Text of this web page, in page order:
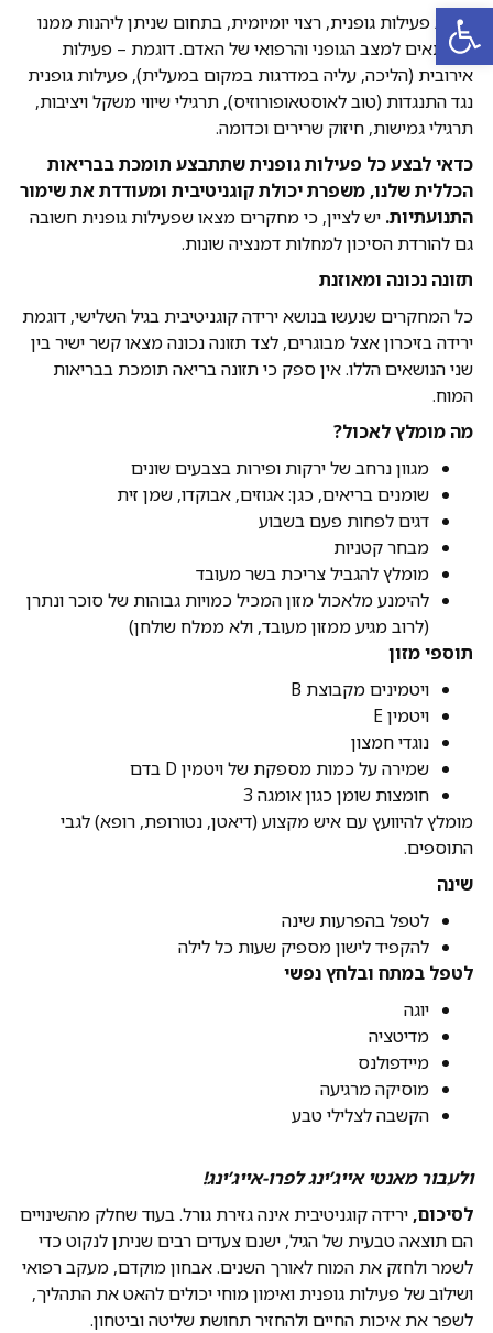
לשלב פעילות גופנית, רצוי יומיומית, בתחום שניתן ליהנות ממנו
ושמתאים למצב הגופני והרפואי של האדם. דוגמת – פעילות
אירובית (הליכה, עליה במדרגות במקום במעלית), פעילות גופנית
נגד התנגדות (טוב לאוסטאופורוזיס), תרגילי שיווי משקל ויציבות,
תרגילי גמישות, חיזוק שרירים וכדומה.
כדאי לבצע כל פעילות גופנית שתתבצע תומכת בבריאות
הכללית שלנו, משפרת יכולת קוגניטיבית ומעודדת את שימור
התנועתיות. יש לציין, כי מחקרים מצאו שפעילות גופנית חשובה
גם להורדת הסיכון למחלות דמנציה שונות.
תזונה נכונה ומאוזנת
כל המחקרים שנעשו בנושא ירידה קוגניטיבית בגיל השלישי, דוגמת
ירידה בזיכרון אצל מבוגרים, לצד תזונה נכונה מצאו קשר ישיר בין
שני הנושאים הללו. אין ספק כי תזונה בריאה תומכת בבריאות
המוח.
מה מומלץ לאכול?
מגוון נרחב של ירקות ופירות בצבעים שונים
שומנים בריאים, כגן: אגוזים, אבוקדו, שמן זית
דגים לפחות פעם בשבוע
מבחר קטניות
מומלץ להגביל צריכת בשר מעובד
להימנע מלאכול מזון המכיל כמויות גבוהות של סוכר ונתרן
(לרוב מגיע ממזון מעובד, ולא ממלח שולחן)
תוספי מזון
ויטמינים מקבוצת B
ויטמין E
נוגדי חמצון
שמירה על כמות מספקת של ויטמין D בדם
חומצות שומן כגון אומגה 3
מומלץ להיוועץ עם איש מקצוע (דיאטן, נטורופת, רופא) לגבי
התוספים.
שינה
לטפל בהפרעות שינה
להקפיד לישון מספיק שעות כל לילה
לטפל במתח ובלחץ נפשי
יוגה
מדיטציה
מיידפולנס
מוסיקה מרגיעה
הקשבה לצלילי טבע
ולעבור מאנטי אייג’ינג לפרו-אייג’ינג!
לסיכום, ירידה קוגניטיבית אינה גזירת גורל. בעוד שחלק מהשינויים
הם תוצאה טבעית של הגיל, ישנם צעדים רבים שניתן לנקוט כדי
לשמר ולחזק את המוח לאורך השנים. אבחון מוקדם, מעקב רפואי
ושילוב של פעילות גופנית ואימון מוחי יכולים להאט את התהליך,
לשפר את איכות החיים ולהחזיר תחושת שליטה וביטחון.
פתח סרגל נגישות